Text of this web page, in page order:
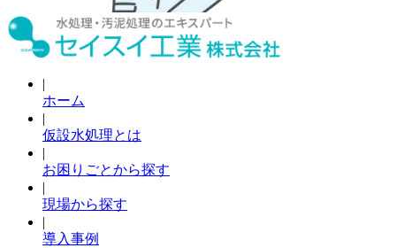
|
ホーム
|
仮設水処理とは
|
お困りごとから探す
|
現場から探す
|
導入事例